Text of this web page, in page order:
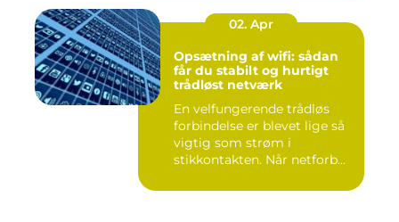
02. Apr
Opsætning af wifi: sådan
får du stabilt og hurtigt
trådløst netværk
En velfungerende trådløs
forbindelse er blevet lige så
vigtig som strøm i
stikkontakten. Når netforb...